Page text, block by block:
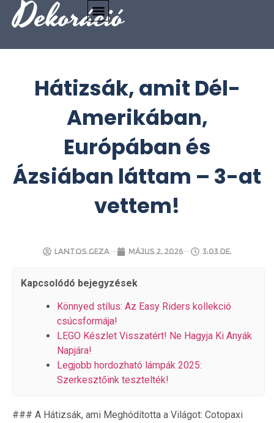
Dekoráció
Hátizsák, amit Dél-
Amerikában,
Európában és
Ázsiában láttam – 3-at
vettem!
Lantos Geza május 2, 2026 3:03 de.
Kapcsolódó bejegyzések
Könnyed stílus: Az Easy Riders kollekció
csúcsformája!
LEGO Készlet Visszatért! Ne Hagyja Ki Anyák
Napjára!
Legjobb hordozható lámpák 2025:
Szerkesztőink tesztelték!
### A Hátizsák, ami Meghódította a Világot: Cotopaxi